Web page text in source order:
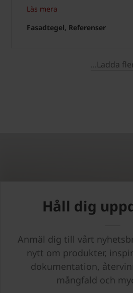
Läs mera
Fasadtegel, Referenser
...Ladda
Håll dig
Anmäl dig till vårt
nytt om produkter,
dokumentation,
mångfald och